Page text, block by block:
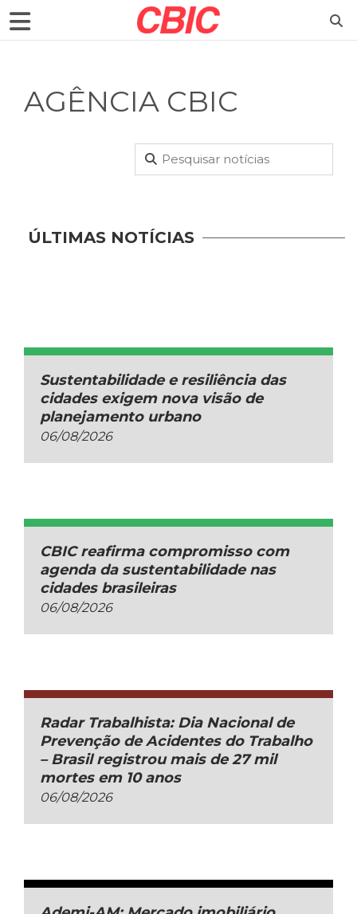
AGÊNCIA CBIC
ÚLTIMAS NOTÍCIAS
Sustentabilidade e resiliência das
cidades exigem nova visão de
planejamento urbano
06/08/2026
CBIC reafirma compromisso com
agenda da sustentabilidade nas
cidades brasileiras
06/08/2026
Radar Trabalhista: Dia Nacional de
Prevenção de Acidentes do Trabalho
– Brasil registrou mais de 27 mil
mortes em 10 anos
06/08/2026